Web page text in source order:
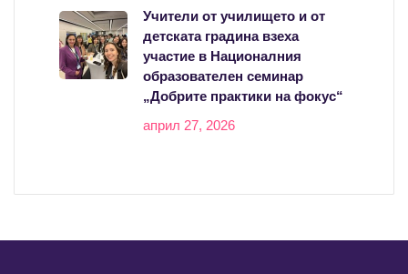
Учители от училището и от
детската градина взеха
участие в Националния
образователен семинар
„Добрите практики на фокус“
април 27, 2026